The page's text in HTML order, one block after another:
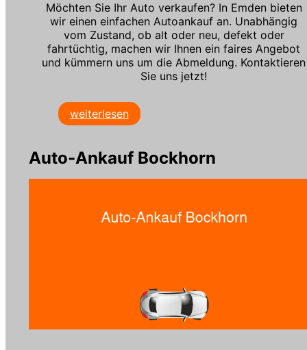
Möchten Sie Ihr Auto verkaufen? In Emden bieten
wir einen einfachen Autoankauf an. Unabhängig
vom Zustand, ob alt oder neu, defekt oder
fahrtüchtig, machen wir Ihnen ein faires Angebot
und kümmern uns um die Abmeldung. Kontaktieren
Sie uns jetzt!
weiterlesen
Auto-Ankauf Bockhorn